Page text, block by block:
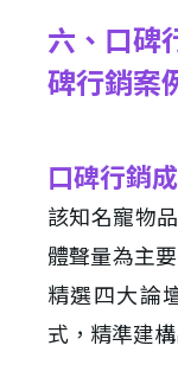
六、口碑
碑行銷案
口碑行銷
該知名寵物
體聲量為主
精選四大論
式，精準建